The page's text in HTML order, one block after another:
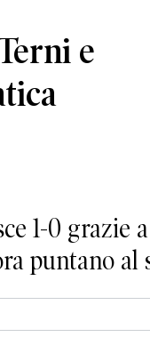
e
1-0 grazie
puntano al